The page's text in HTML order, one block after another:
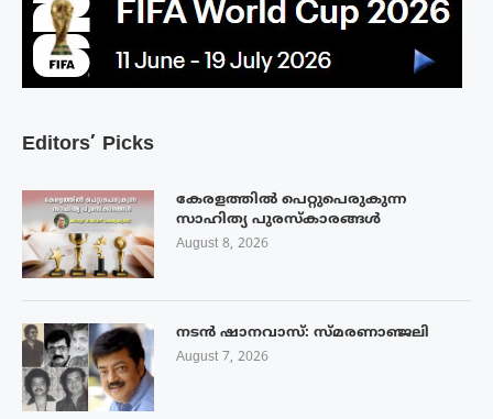
Editors’ Picks
കേരളത്തിൽ പെറ്റുപെരുകുന്ന
സാഹിത്യ പുരസ്‌കാരങ്ങൾ
August 8, 2026
നടൻ ഷാനവാസ്: സ്മരണാഞ്ജലി
August 7, 2026